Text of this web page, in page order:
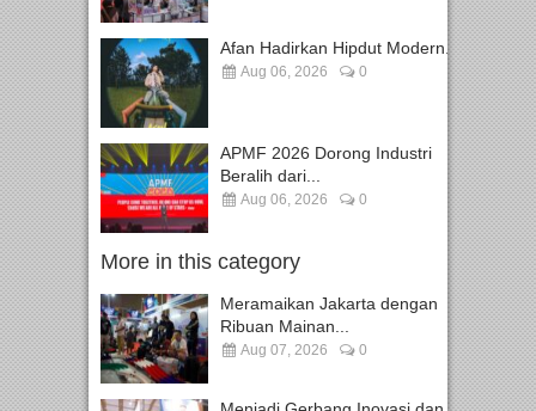
Afan Hadirkan Hipdut Modern...
Aug 06, 2026 0
APMF 2026 Dorong Industri
Beralih dari...
Aug 06, 2026 0
More in this category
Meramaikan Jakarta dengan
Ribuan Mainan...
Aug 07, 2026 0